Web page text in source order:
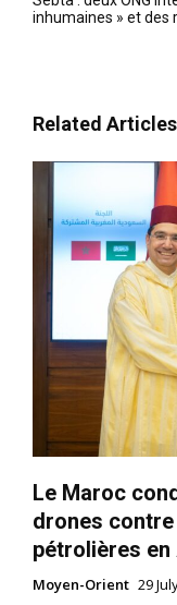
inhumaines » et des
Related Articles
Le Maroc
drones
pétrolières
Moyen-Orient 29